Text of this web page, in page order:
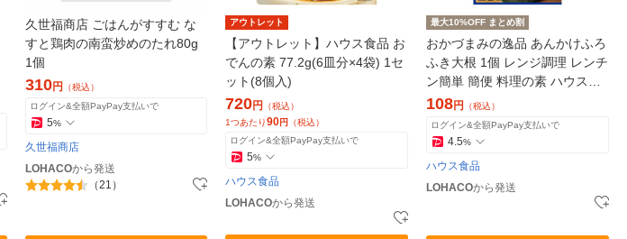
久世福商店 ごはんがすすむ な
すと鶏肉の南蛮炒めのたれ80g
1個
310円
（税込）
ログイン&全額PayPay支払いで
5%
久世福商店
LOHACOから発送
（21）
アウトレット
【アウトレット】ハウス食品 お
でんの素 77.2g(6皿分×4袋) 1セ
ット(8個入)
720円
（税込）
1つあたり90円
（税込）
ログイン&全額PayPay支払いで
5%
ハウス食品
LOHACOから発送
最大10%OFF まとめ割
おかづまみの逸品 あんかけふろ
ふき大根 1個 レンジ調理 レンチ
ン簡単 簡便 料理の素 ハウス食
品 おかず おつまみ つまみ
108円
（税込）
ログイン&全額PayPay支払いで
4.5%
ハウス食品
LOHACOから発送